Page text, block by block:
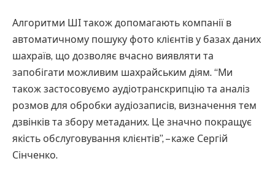
Алгоритми ШІ також допомагають компанії в
автоматичному пошуку фото клієнтів у базах даних
шахраїв, що дозволяє вчасно виявляти та
запобігати можливим шахрайським діям. “Ми
також застосовуємо аудіотранскрипцію та аналіз
розмов для обробки аудіозаписів, визначення тем
дзвінків та збору метаданих. Це значно покращує
якість обслуговування клієнтів”, – каже Сергій
Сінченко.